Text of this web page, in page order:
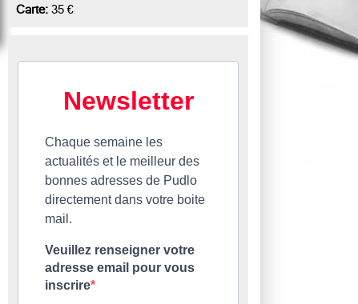
Carte: 35 €
Newsletter
Chaque semaine les
actualités et le meilleur des
bonnes adresses de Pudlo
directement dans votre boite
mail.
Veuillez renseigner votre
adresse email pour vous
inscrire